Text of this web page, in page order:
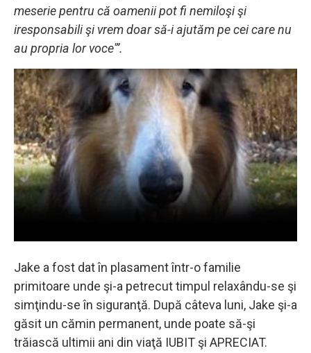
meserie pentru că oamenii pot fi nemiloşi şi
iresponsabili şi vrem doar să-i ajutăm pe cei care nu
au propria lor voce'”.
Jake a fost dat în plasament într-o familie
primitoare unde şi-a petrecut timpul relaxându-se şi
simţindu-se în siguranţă. După câteva luni, Jake şi-a
găsit un cămin permanent, unde poate să-şi
trăiască ultimii ani din viaţă IUBIT şi APRECIAT.